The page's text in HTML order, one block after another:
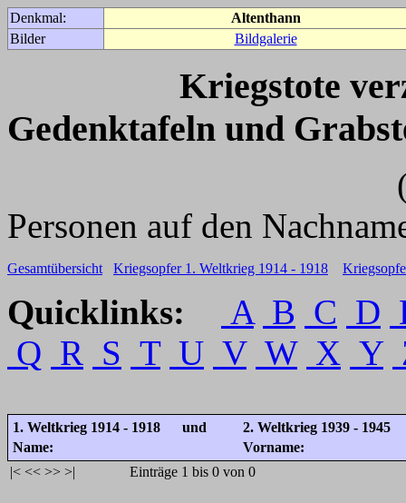
Denkmal:
Altenthann
Bilder
Bildgalerie
Kriegstote
Gedenktafeln und
(Für weitere
Personen auf den
Gesamtübersicht Kriegsopfer 1. Weltkrieg 1914 - 1918
Quicklinks: A B C D
Q R S T U V W X Y
1. Weltkrieg 1914 - 1918 und
2. Weltkrieg 1939 - 1945
Name:
Vorname:
|< << >> >| Einträge 1 bis 0 von 0